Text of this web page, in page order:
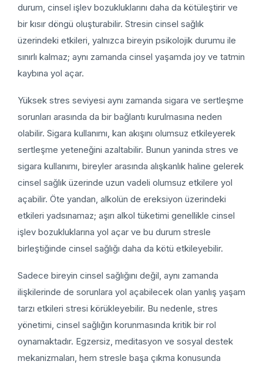
durum, cinsel işlev bozukluklarını daha da kötüleştirir ve
bir kısır döngü oluşturabilir. Stresin cinsel sağlık
üzerindeki etkileri, yalnızca bireyin psikolojik durumu ile
sınırlı kalmaz; aynı zamanda cinsel yaşamda joy ve tatmin
kaybına yol açar.
Yüksek stres seviyesi aynı zamanda sigara ve sertleşme
sorunları arasında da bir bağlantı kurulmasına neden
olabilir. Sigara kullanımı, kan akışını olumsuz etkileyerek
sertleşme yeteneğini azaltabilir. Bunun yaninda stres ve
sigara kullanımı, bireyler arasında alışkanlık haline gelerek
cinsel sağlık üzerinde uzun vadeli olumsuz etkilere yol
açabilir. Öte yandan, alkolün de ereksiyon üzerindeki
etkileri yadsınamaz; aşırı alkol tüketimi genellikle cinsel
işlev bozukluklarına yol açar ve bu durum stresle
birleştiğinde cinsel sağlığı daha da kötü etkileyebilir.
Sadece bireyin cinsel sağlığını değil, aynı zamanda
ilişkilerinde de sorunlara yol açabilecek olan yanlış yaşam
tarzı etkileri stresi körükleyebilir. Bu nedenle, stres
yönetimi, cinsel sağlığın korunmasında kritik bir rol
oynamaktadır. Egzersiz, meditasyon ve sosyal destek
mekanizmaları, hem stresle başa çıkma konusunda